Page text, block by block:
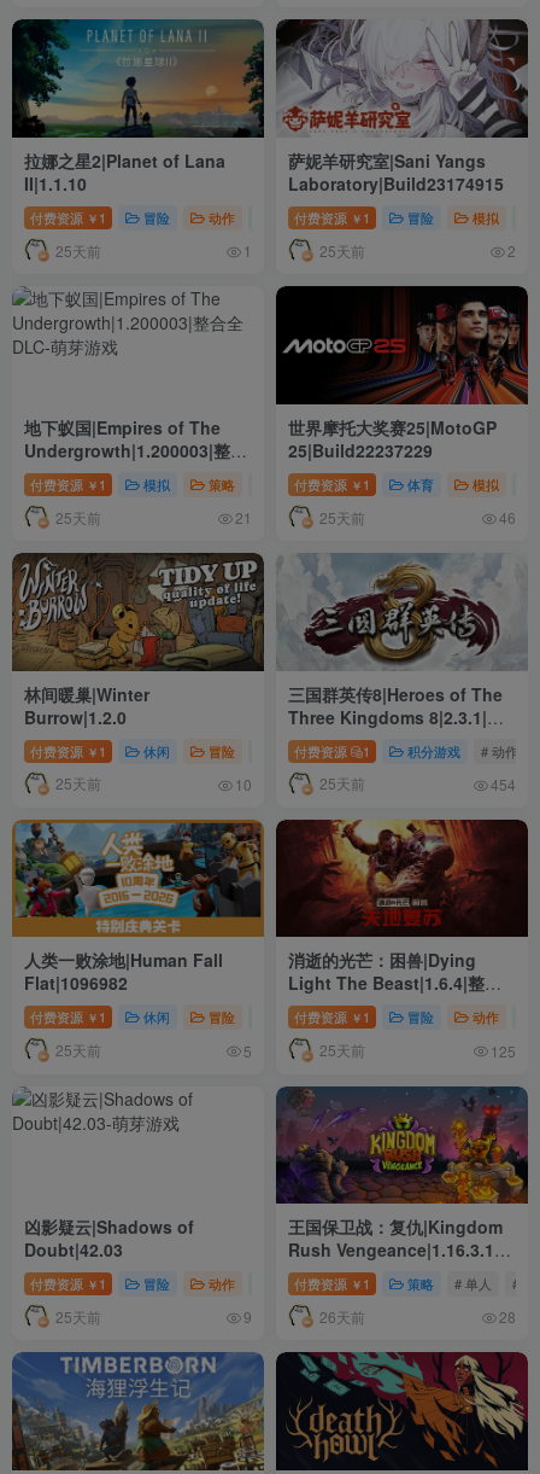
拉娜之星2|Planet of Lana
II|1.1.10
付费资源 ￥ 1 冒险 动作 独立 # 单人 # 冒险 # 氛围
25天前 1
萨妮羊研究室|Sani Yangs
Laboratory|Build23174915
付费资源 ￥ 1 冒险 模拟
25天前 2
地下蚁国|Empires of The
Undergrowth|1.200003|整合
全DLC
付费资源 ￥ 1 模拟 策略 # 模拟 # 策略
25天前 21
世界摩托大奖赛25|MotoGP
25|Build22237229
付费资源 ￥ 1 体育 模拟
25天前 46
林间暖巢|Winter
Burrow|1.2.0
付费资源 ￥ 1 休闲 冒险 模拟 # 单人 # 冒险 # 氛围
25天前 10
三国群英传8|Heroes of The
Three Kingdoms 8|2.3.1|整
合全DLC
付费资源 1 积分游戏 # 动作
25天前 454
人类一败涂地|Human Fall
Flat|1096982
付费资源 ￥ 1 休闲 冒险 模拟 # 单人 # 动作 # 冒险
25天前 5
消逝的光芒：困兽|Dying
Light The Beast|1.6.4|整合
全DLC
付费资源 ￥ 1 冒险 动作
25天前 125
凶影疑云|Shadows of
Doubt|42.03
付费资源 ￥ 1 冒险 动作 独立 # 单人 # 动作 # 冒险
25天前 9
王国保卫战：复仇|Kingdom
Rush Vengeance|1.16.3.16|
整合全DLC
付费资源 ￥ 1 策略 # 单人 # 动
26天前 28